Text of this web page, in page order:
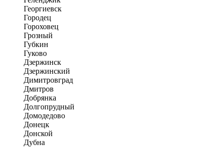
Георгиевск
Городец
Гороховец
Грозный
Губкин
Гуково
Дзержинск
Дзержинский
Димитровград
Дмитров
Добрянка
Долгопрудный
Домодедово
Донецк
Донской
Дубна